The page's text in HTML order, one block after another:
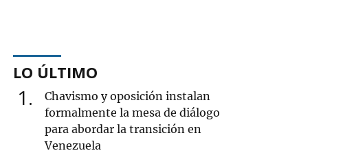
LO ÚLTIMO
1
Chavismo y oposición instalan
formalmente la mesa de diálogo
para abordar la transición en
Venezuela